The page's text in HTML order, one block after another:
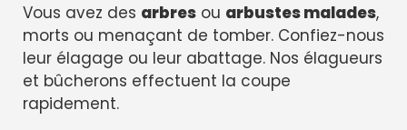
Vous avez des arbres ou arbustes malades,
morts ou menaçant de tomber. Confiez-nous
leur élagage ou leur abattage. Nos élagueurs
et bûcherons effectuent la coupe
rapidement.